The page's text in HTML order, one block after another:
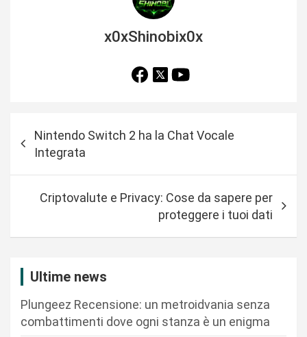
x0xShinobix0x
a
Nintendo Switch 2 ha la Chat Vocale
Integrata
Criptovalute e Privacy: Cose da sapere per
proteggere i tuoi dati
Ultime news
Plungeez Recensione: un metroidvania senza
combattimenti dove ogni stanza è un enigma